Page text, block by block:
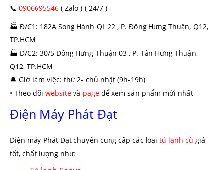
📞 0906695546( Zalo ) ( 24/7 )
🏭 Đ/C1: 182A Song Hành QL 22 , P. Đông Hưng Thuận, Q12,
TP.HCM
🏭 Đ/C2: 30/5 Đông Hưng Thuận 03 , P. Tân Hưng Thuận,
Q12, TP.HCM
🔔 Giờ làm việc: thứ 2- chủ nhật (9h-19h)
• Theo dõi website và pageđể xem sản phẩm mới nhất
Điện Máy Phát Đạt
Điện máy Phát Đạt chuyên cung cấp các loạitủ lạnh cũ giá
tốt, chất lượng như: